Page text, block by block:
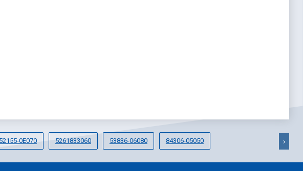
52155-0E070 5261833060 53836-06080 84306-05050 ›